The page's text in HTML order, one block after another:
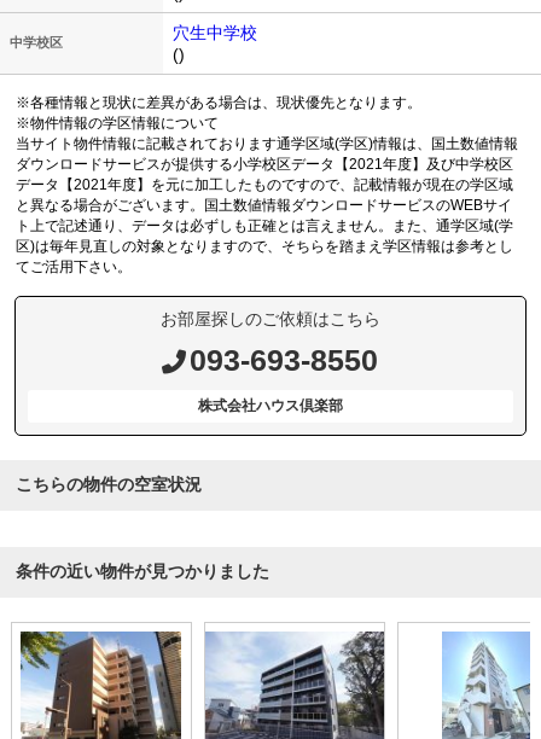
中学校区
穴生中学校
()
※各種情報と現状に差異がある場合は、現状優先となります。
※物件情報の学区情報について
当サイト物件情報に記載されております通学区域(学区)情報は、国土数値情報
ダウンロードサービスが提供する小学校区データ【2021年度】及び中学校区
データ【2021年度】を元に加工したものですので、記載情報が現在の学区域
と異なる場合がございます。国土数値情報ダウンロードサービスのWEBサイ
ト上で記述通り、データは必ずしも正確とは言えません。また、通学区域(学
区)は毎年見直しの対象となりますので、そちらを踏まえ学区情報は参考とし
てご活用下さい。
お部屋探しのご依頼はこちら
093-693-8550
株式会社ハウス倶楽部
こちらの物件の空室状況
条件の近い物件が見つかりました